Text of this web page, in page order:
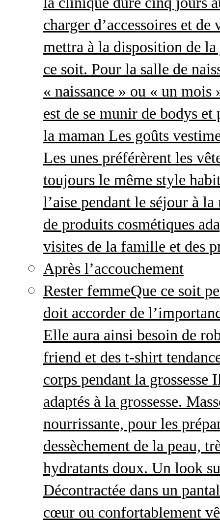
charger d’accessoires et
mettra à la disposition de
ce soit. Pour la salle de
« naissance » ou « un
est de se munir de bodys
la maman Les goûts
Les unes préférèrent les
toujours le même style
l’aise pendant le séjour à
de produits cosmétiques
visites de la famille et des
Après l’accouchement
Rester femmeQue ce soit
doit accorder de
Elle aura ainsi besoin de
friend et des t-shirt
corps pendant la
adaptés à la grossesse.
nourrissante, pour les
dessèchement de la peau,
hydratants doux. Un look
Décontractée dans un
cœur ou confortablement